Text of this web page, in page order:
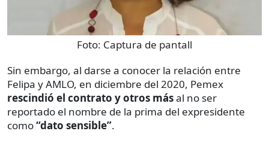
Foto: Captura de pantall
Sin embargo, al darse a conocer la relación entre
Felipa y AMLO, en diciembre del 2020, Pemex
rescindió el contrato y otros másal no ser
reportado el nombre de la prima del expresidente
como“dato sensible”.